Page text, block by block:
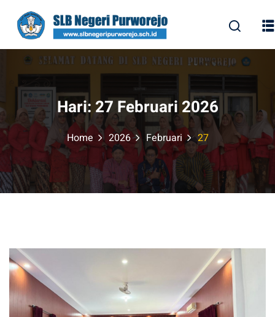
content
Hari: 27 Februari 2026
Home 2026 Februari 27